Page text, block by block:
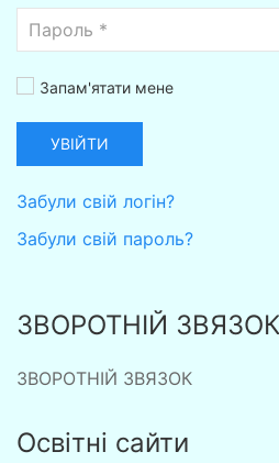
Запам'ятати мене
УВІЙТИ
Забули свій логін?
Забули свій пароль?
ЗВОРОТНІЙ ЗВЯЗОК
ЗВОРОТНІЙ ЗВЯЗОК
Освітні сайти